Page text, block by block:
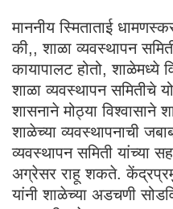
माननीय स्मिताताई
की,, शाळा व्यवस्थापन
कायापालट होतो, शाळेमध्ये
शाळा व्यवस्थापन समितीचे
शासनाने मोठ्या विश्वासाने
शाळेच्या व्यवस्थापनाची
व्यवस्थापन समिती यांच्या
अग्रेसर राहू शकते.
यांनी शाळेच्या अडचणी